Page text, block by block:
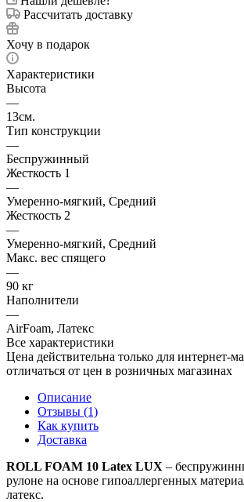
Рассчитать доставку
Хочу в подарок
Характеристики
Высота
—
13см.
Тип конструкции
—
Беспружинный
Жесткость 1
—
Умеренно-мягкий, Средний
Жесткость 2
—
Умеренно-мягкий, Средний
Макс. вес спящего
—
90 кг
Наполнители
—
AirFoam, Латекс
Все характеристики
Цена действительна только для интернет-
отличаться от цен в розничных магазинах
Описание
Отзывы (1)
Как купить
Доставка
ROLL FOAM 10 Latex LUX –
рулоне на основе гипоаллергенных
латекс.